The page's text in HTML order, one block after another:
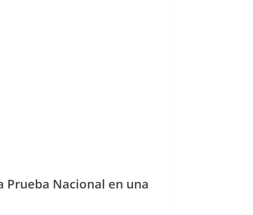
Nacional en una